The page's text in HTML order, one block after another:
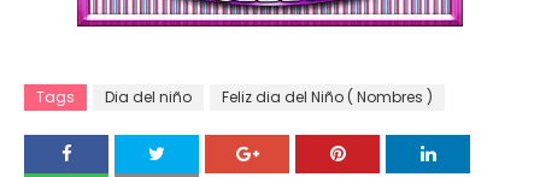
Tags Dia del niño Feliz dia del Niño ( Nombres )